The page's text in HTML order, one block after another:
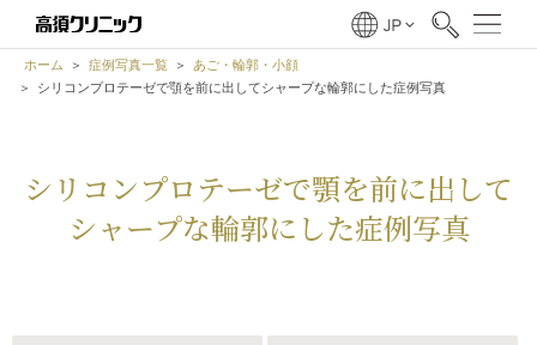
ホーム 症例写真一覧
あご・輪郭・小顔
シリコンプロテーゼで顎を前に出してシャープな輪郭にした症例写真
シリコンプロテーゼで顎を前に出して
シャープな輪郭にした症例写真